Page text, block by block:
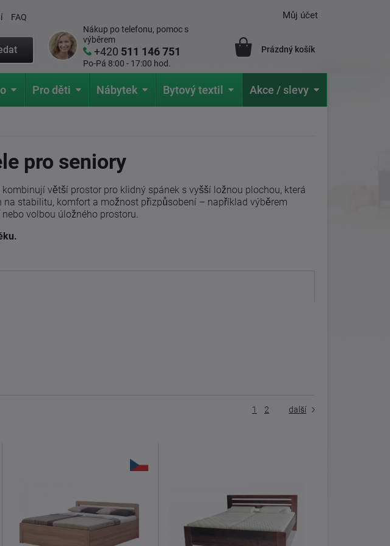
FAQ
Nákup po telefonu, pomoc s
výběrem
+420 511 146 751
Po-Pá 8:00 - 17:00 hod.
Můj účet
Prázdný košík
Pro děti Nábytek Bytový textil Akce / slevy
pro seniory
větší prostor pro klidný spánek s vyšší ložnou plochou, která
na stabilitu, komfort a možnost přizpůsobení – například výběrem
volbou úložného prostoru.
2
1 další